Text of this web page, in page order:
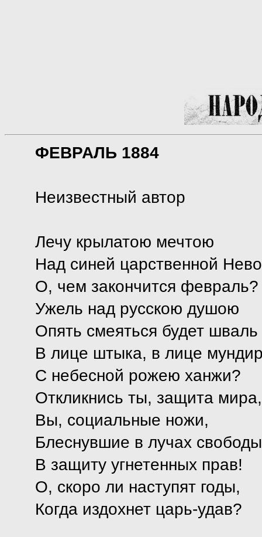
ФЕВРАЛЬ 1884
Неизвестный автор
Лечу крылатою мечтою
Над синей царственной
О, чем закончится февраль?
Ужель над русскою душою
Опять смеяться будет шваль
В лице штыка, в лице
С небесной рожею ханжи?
Откликнись ты, защита мира,
Вы, социальные ножи,
Блеснувшие в лучах свободы
В защиту угнетенных прав!
О, скоро ли наступят годы,
Когда издохнет царь-удав?